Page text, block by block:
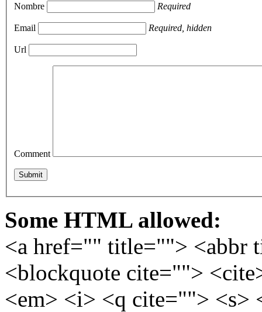
Nombre Required
Email Required, hidden
Url
Comment
Some HTML allowed:
<a href="" title=""> <abbr
<blockquote cite="">
<em> <i> <q cite=""> <s>